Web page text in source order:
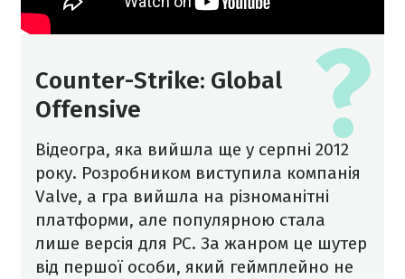
Counter-Strike: Global
Offensive
Відеогра, яка вийшла ще у серпні 2012
року. Розробником виступила компанія
Valve, а гра вийшла на різноманітні
платформи, але популярною стала
лише версія для PC. За жанром це шутер
від першої особи, який геймплейно не